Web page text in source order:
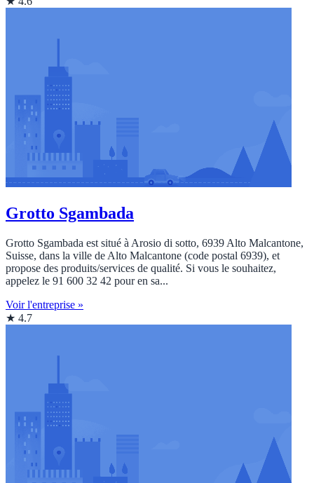
Grotto Sgambada
Grotto Sgambada est situé à Arosio di sotto, 6939 Alto Malcantone,
Suisse, dans la ville de Alto Malcantone (code postal 6939), et
propose des produits/services de qualité. Si vous le souhaitez,
appelez le 91 600 32 42 pour en sa...
Voir l'entreprise »
★ 4.7